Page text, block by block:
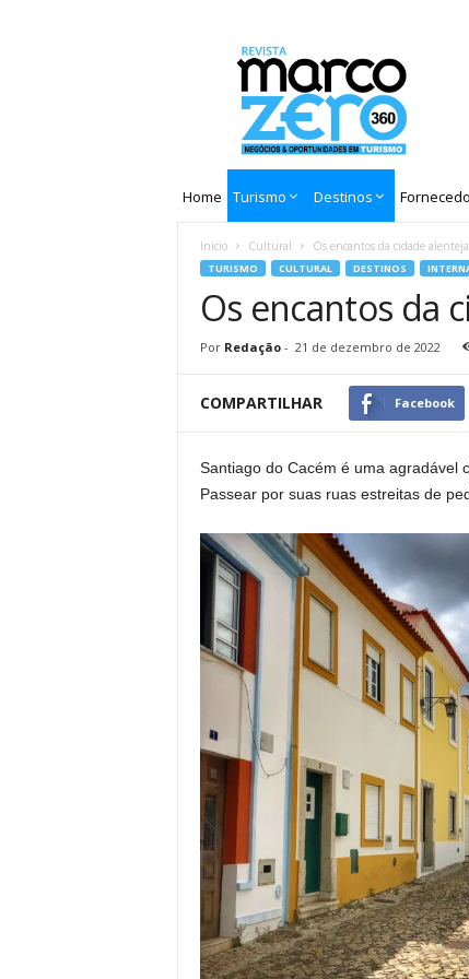
Home Turismo Destinos
Início Cultural Os encantos da cidade
TURISMO CULTURAL DESTINOS
Os encantos da
Por Redação- 21 de dezembro de 2022
COMPARTILHAR Facebook
Santiago do Cacém é uma agradável
Passear por suas ruas estreitas de